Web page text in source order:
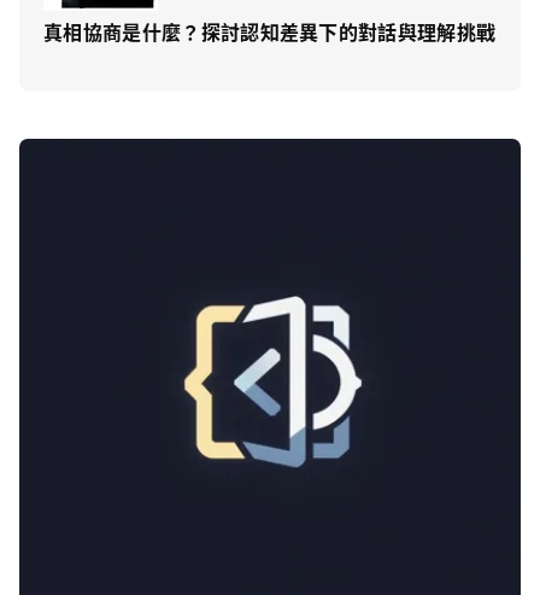
真相協商是什麼？探討認知差異下的對話與理解挑戰